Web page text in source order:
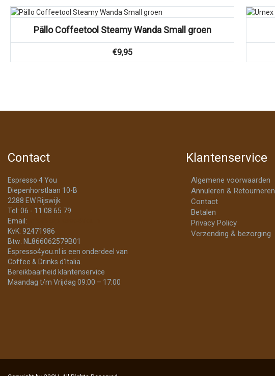
Pällo Coffeetool Steamy Wanda Small groen
€9,95
Vergelijk
Contact
Espresso 4 You
Diepenhorstlaan 10-B
2288 EW Rijswijk
Tel: 06 - 11 08 65 79
Email:
KvK: 92471986
Btw: NL866062579B01
Espresso4you.nl is een onderdeel van
Coffee & Drinks d’Italia.
Bereikbaarheid klantenservice
Maandag t/m Vrijdag 09:00 – 17:00
Klantenservice
Algemene voorwaarden
Annuleren & Retourneren
Contact
Betalen
Privacy Policy
Verzending & bezorging